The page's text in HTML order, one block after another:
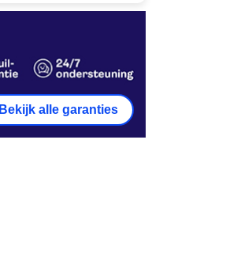
Bekijk alle garanties